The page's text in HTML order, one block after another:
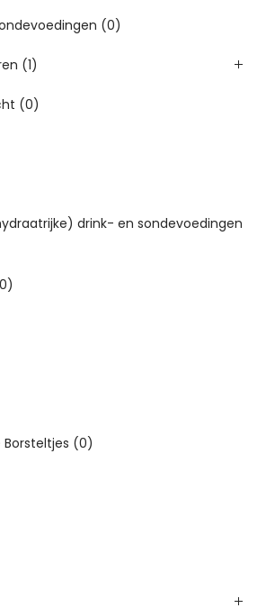
(0)
(1)
(0)
drink- en sondevoedingen
(0)